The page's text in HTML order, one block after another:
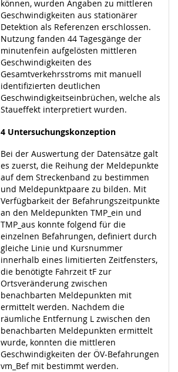
können, wurden Angaben zu mittleren
Geschwindigkeiten aus stationärer
Detektion als Referenzen erschlossen.
Nutzung fanden 44 Tagesgänge der
minutenfein aufgelösten mittleren
Geschwindigkeiten des
Gesamtverkehrsstroms mit manuell
identifizierten deutlichen
Geschwindigkeitseinbrüchen, welche als
Staueffekt interpretiert wurden.
4 Untersuchungskonzeption
Bei der Auswertung der Datensätze galt
es zuerst, die Reihung der Meldepunkte
auf dem Streckenband zu bestimmen
und Meldepunktpaare zu bilden. Mit
Verfügbarkeit der Befahrungszeitpunkte
an den Meldepunkten TMP_ein und
TMP_aus konnte folgend für die
einzelnen Befahrungen, definiert durch
gleiche Linie und Kursnummer
innerhalb eines limitierten Zeitfensters,
die benötigte Fahrzeit tF zur
Ortsveränderung zwischen
benachbarten Meldepunkten mit
ermittelt werden. Nachdem die
räumliche Entfernung L zwischen den
benachbarten Meldepunkten ermittelt
wurde, konnten die mittleren
Geschwindigkeiten der ÖV-Befahrungen
vm_Bef mit bestimmt werden.